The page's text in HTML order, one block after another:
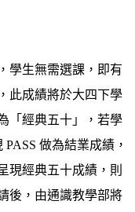
學生無需選課，即有
此成績將於大四下學
「經典五十」，若學
做為結業成績，
現經典五十成績，則
後，由通識教學部將